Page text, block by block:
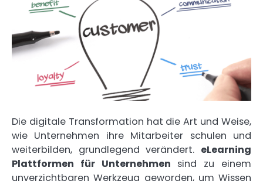
Die digitale Transformation hat die Art und Weise,
wie Unternehmen ihre Mitarbeiter schulen und
weiterbilden, grundlegend verändert. eLearning
Plattformen für Unternehmen sind zu einem
unverzichtbaren Werkzeug geworden, um Wissen